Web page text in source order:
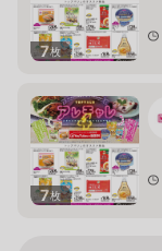
7枚
7枚